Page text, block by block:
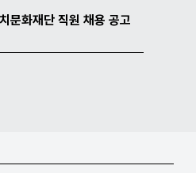
문화재단 직원 채용 공고